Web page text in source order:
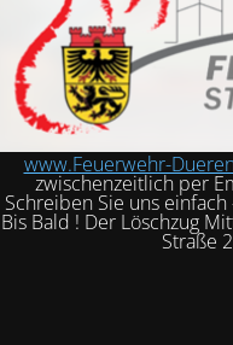
www.Feuerwehr-
zwischenzeitlich per
Schreiben Sie uns einfach
Bis Bald ! Der Löschzug
Straße